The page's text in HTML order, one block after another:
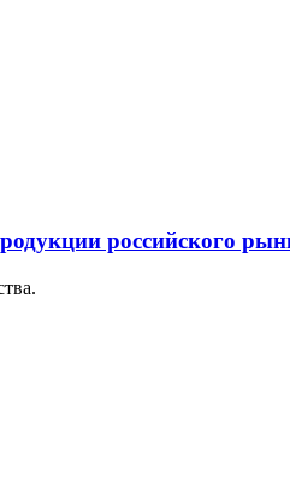
российского